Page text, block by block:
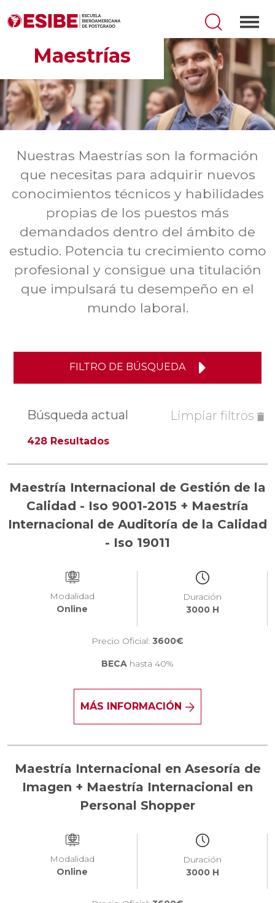
Maestrías
Nuestras Maestrías son la formación
que necesitas para adquirir nuevos
conocimientos técnicos y habilidades
propias de los puestos más
demandados dentro del ámbito de
estudio. Potencia tu crecimiento como
profesional y consigue una titulación
que impulsará tu desempeño en el
mundo laboral.
FILTRO DE BÚSQUEDA
Búsqueda actual Limpiar filtros
428 Resultados
Maestría Internacional de Gestión de la
Calidad - Iso 9001-2015 + Maestría
Internacional de Auditoría de la Calidad
- Iso 19011
Modalidad
Online
Duración
3000 H
Precio Oficial: 3600€
BECA hasta 40%
MÁS INFORMACIÓN
Maestría Internacional en Asesoría de
Imagen + Maestría Internacional en
Personal Shopper
Modalidad
Online
Duración
3000 H